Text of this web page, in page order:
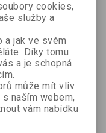
cookies,
služby a
a jak ve svém
Díky tomu
a je schopná
může mít vliv
naším webem,
vám nabídku